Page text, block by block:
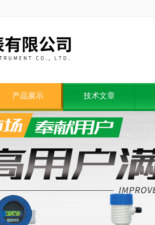
产品展示 技术文章